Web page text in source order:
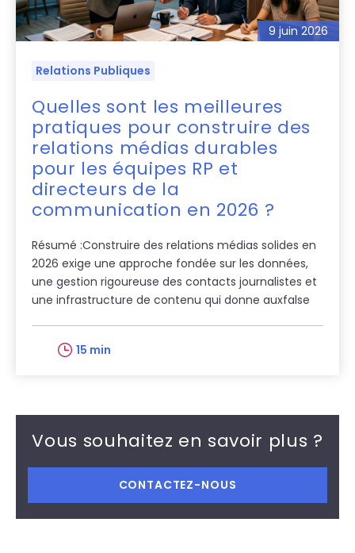
9 juin 2026
Relations Publiques
Quelles sont les meilleures
pratiques pour construire des
relations médias durables
pour les équipes RP et
directeurs de la
communication en 2026 ?
Résumé :Construire des relations médias solides en
2026 exige une approche fondée sur les données,
une gestion rigoureuse des contacts journalistes et
une infrastructure de contenu qui donne auxfalse
15 min
Vous souhaitez en savoir plus ?
CONTACTEZ-NOUS